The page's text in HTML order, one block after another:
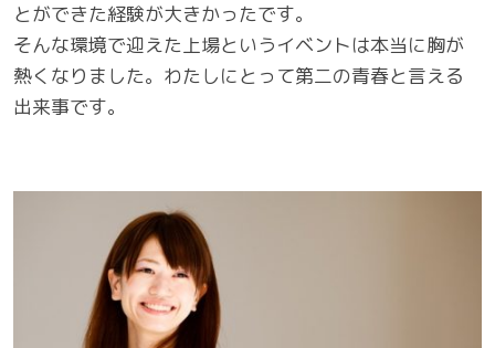
とができた経験が大きかったです。
そんな環境で迎えた上場というイベントは本当に胸が
熱くなりました。わたしにとって第二の青春と言える
出来事です。